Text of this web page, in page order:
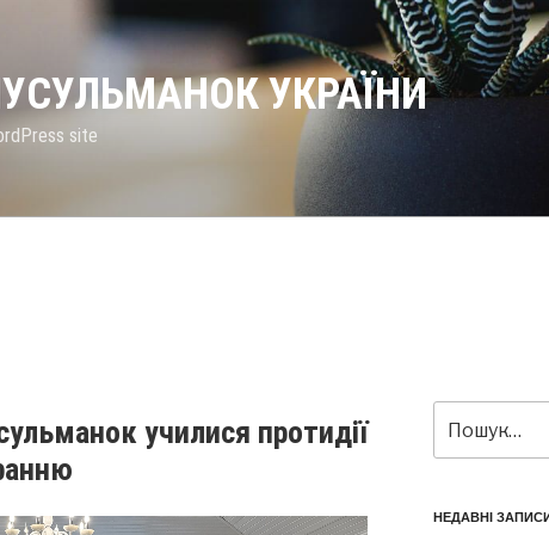
УКРАЇНИ
site
училися протидії
НЕДАВНІ